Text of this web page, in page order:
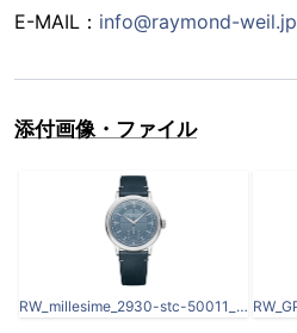
E-MAIL： info@raymond-weil.jp
添付画像・ファイル
RW_millesime_2930-stc-50011_pkt_white_rvb_72dpi_forWeb.jpg